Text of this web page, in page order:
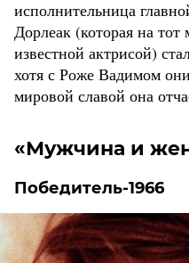
исполнительница
Дорлеак (которая на
известной актрисой)
хотя с Роже Вадимом
мировой славой она
«Мужчина и
Победитель-1966